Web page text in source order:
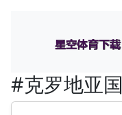
#克罗地亚国